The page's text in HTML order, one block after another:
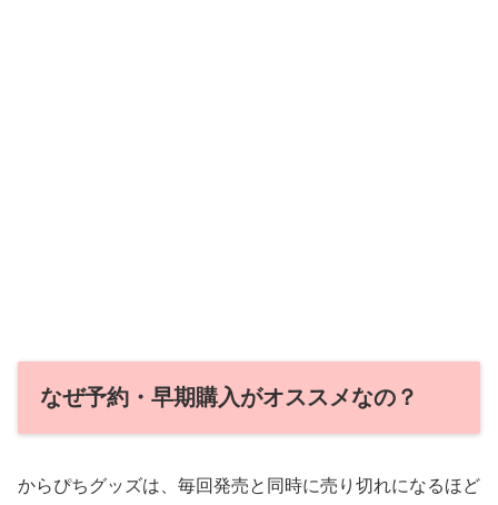
なぜ予約・早期購入がオススメなの？
からぴちグッズは、毎回発売と同時に売り切れになるほど